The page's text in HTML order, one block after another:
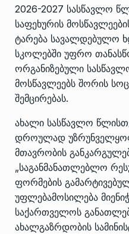
2026-2027 სასწავლო
საფეხურის
ტარება სავალდებულო
სკოლებში უფრო
ორგანიზებული
მოსწავლეებს შორის
შემცირებას.
ახალი სასწავლო
დროულად
მთავრობის
„საგანმანათლებლო
ფორმების
უფლებამოსილება
საქართველოს
ახალგაზრდობის